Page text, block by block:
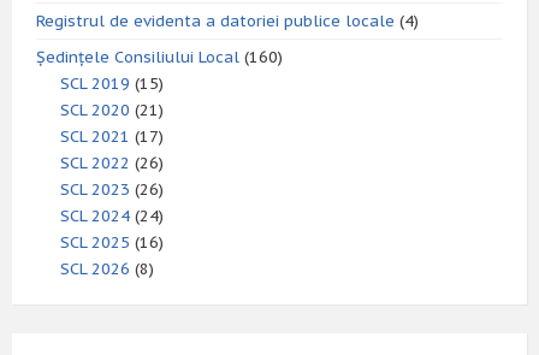
Registrul de evidenta a datoriei publice locale (4)
Ședințele Consiliului Local (160)
SCL 2019 (15)
SCL 2020 (21)
SCL 2021 (17)
SCL 2022 (26)
SCL 2023 (26)
SCL 2024 (24)
SCL 2025 (16)
SCL 2026 (8)